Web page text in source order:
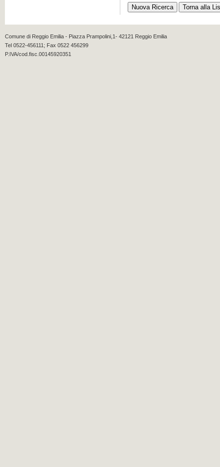
Comune di Reggio Emilia - Piazza Prampolini,1- 42121 Reggio Emilia
Tel 0522-456111; Fax 0522 456299
P.IVA/cod.fisc.00145920351